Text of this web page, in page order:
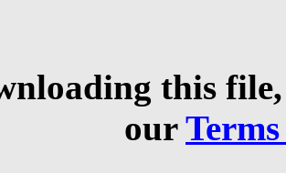
this
our